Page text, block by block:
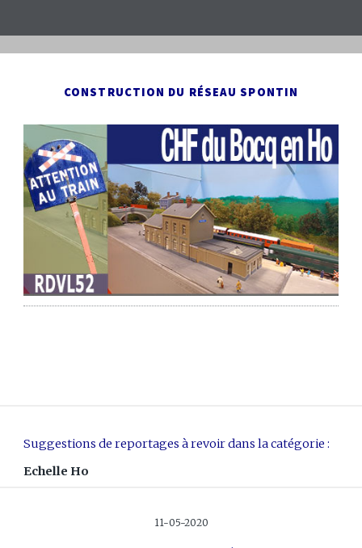
CONSTRUCTION DU RÉSEAU SPONTIN
Suggestions de reportages à revoir dans la catégorie :
Echelle Ho
11-05-2020